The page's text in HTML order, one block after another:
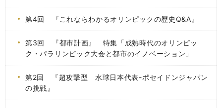
第4回 『これならわかるオリンピックの歴史Q&A』
第3回 『都市計画』 特集「成熟時代のオリンピッ
ク・パラリンピック大会と都市のイノベーション」
第2回 『超攻撃型 水球日本代表-ポセイドンジャパン
の挑戦』